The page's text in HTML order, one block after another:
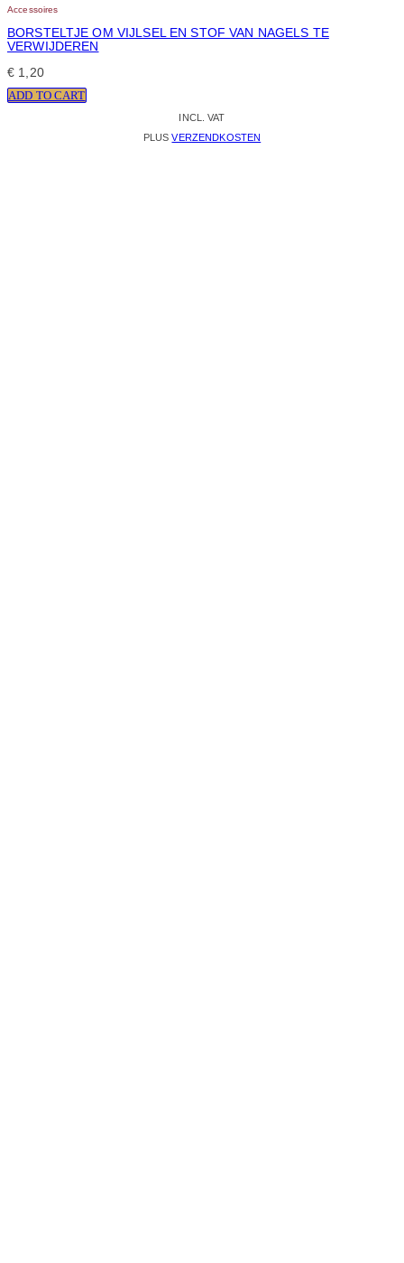
Accessoires
BORSTELTJE OM VIJLSEL EN STOF VAN NAGELS TE
VERWIJDEREN
€ 1,20
ADD TO CART
INCL. VAT
PLUSVERZENDKOSTEN